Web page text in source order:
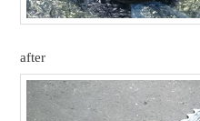
after